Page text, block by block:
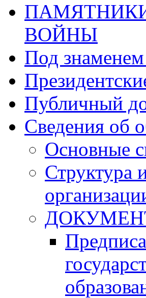
ВОЙНЫ
Под
Публичный
Сведения об
Основные
Структура